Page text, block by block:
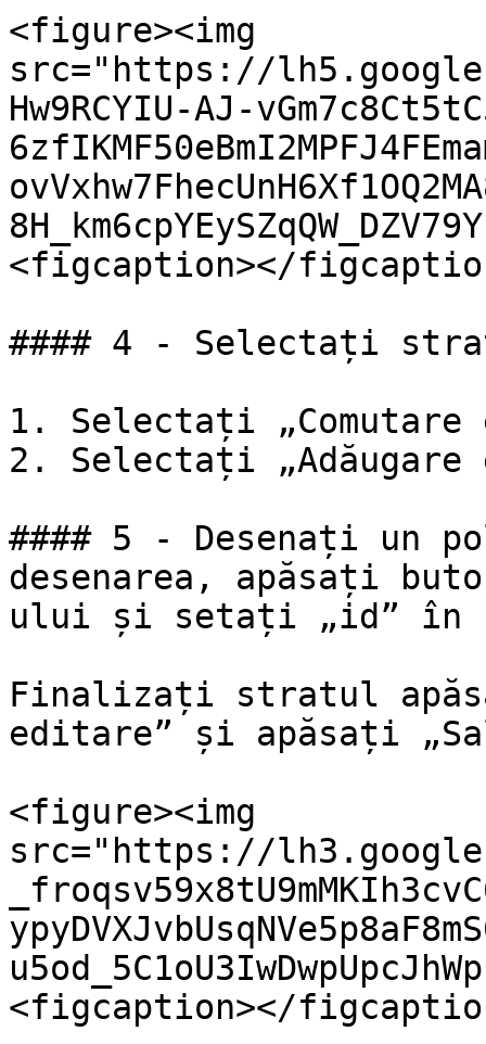
<figure><img
src="https://
Hw9RCYIU-AJ-
<figcaption></
#### 4 - Selectați
1. Selectați
2. Selectați
#### 5 - Desenați un
desenarea, apăsați
ului și setați „id” în
Finalizați stratul
editare” și apăsați
<figure><img
src="https://
<figcaption></